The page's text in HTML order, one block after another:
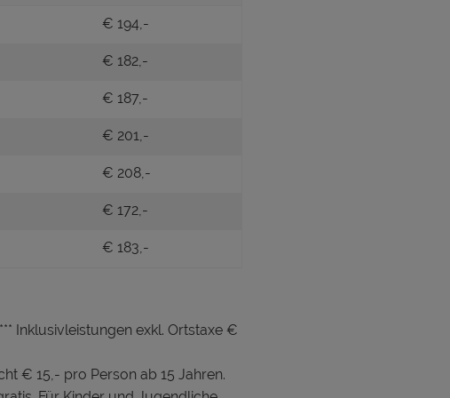
€ 194,-
€ 182,-
€ 187,-
€ 201,-
€ 208,-
€ 172,-
€ 183,-
Inklusivleistungen exkl. Ortstaxe €
€ 15,- pro Person ab 15 Jahren.